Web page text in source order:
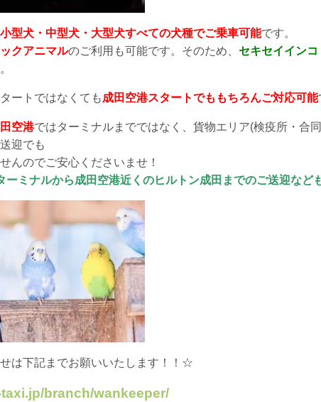
小型犬・中型犬・大型犬すべての犬種でご乗車可能です。
クアニマルのご利用も可能です。そのため、 セキセイイン
ートではなくても成田空港スタートでももちろんご対応可能
空港ではターミナルまでではなく、貨物エリア(検疫所・合
迎でも
んのでご安心くださいませ！
ーミナルから成田空港近くのヒルトン成田までのご送迎など
は下記までお願いいたします！！☆
branch/wankeeper/